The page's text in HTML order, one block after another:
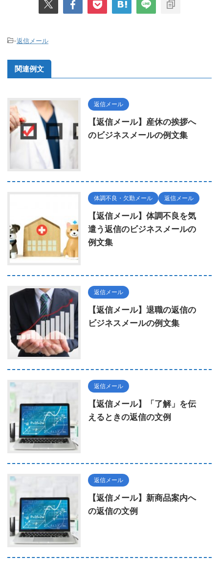
-返信メール
関連例文
返信メール
【返信メール】産休の挨拶へ
のビジネスメールの例文集
体調不良・欠勤メール 返信メール
【返信メール】体調不良を気
遣う返信のビジネスメールの
例文集
返信メール
【返信メール】退職の返信の
ビジネスメールの例文集
返信メール
【返信メール】「了解」を伝
えるときの返信の文例
返信メール
【返信メール】新商品案内へ
の返信の文例